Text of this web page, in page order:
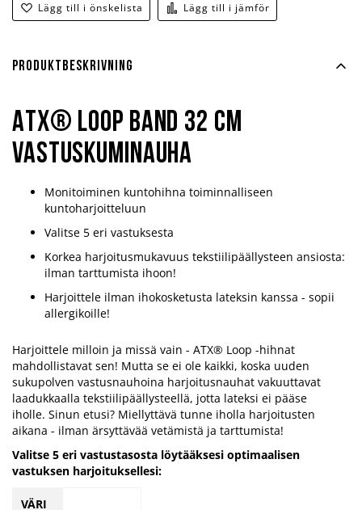
Lägg till i önskelista Lägg till i jämför
Produktbeskrivning
ATX® Loop Band 32 cm
vastuskuminauha
Monitoiminen kuntohihna toiminnalliseen
kuntoharjoitteluun
Valitse 5 eri vastuksesta
Korkea harjoitusmukavuus tekstiilipäällysteen ansiosta:
ilman tarttumista ihoon!
Harjoittele ilman ihokosketusta lateksin kanssa - sopii
allergikoille!
Harjoittele milloin ja missä vain - ATX® Loop -hihnat
mahdollistavat sen! Mutta se ei ole kaikki, koska uuden
sukupolven vastusnauhoina harjoitusnauhat vakuuttavat
laadukkaalla tekstiilipäällysteellä, jotta lateksi ei pääse
iholle. Sinun etusi? Miellyttävä tunne iholla harjoitusten
aikana - ilman ärsyttävää vetämistä ja tarttumista!
Valitse 5 eri vastustasosta löytääksesi optimaalisen
vastuksen harjoituksellesi:
VÄRI